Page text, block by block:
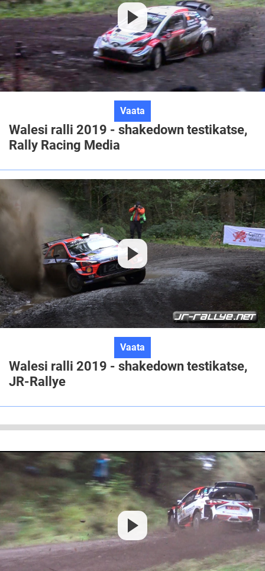
Vaata
ralli
shakedown
testikatse,
Rally
Racing
Media
Walesi ralli 2019 - shakedown testikatse,
Rally Racing Media
Vaata
ralli
shakedown
JR-
Walesi ralli 2019 - shakedown testikatse,
JR-Rallye